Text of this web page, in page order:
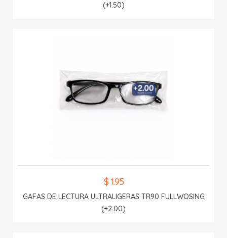
(+1.50)
$ 1.95
GAFAS DE LECTURA ULTRALIGERAS TR90 FULLWOSING
(+2.00)